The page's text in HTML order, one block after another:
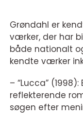
Grøndahl er
værker, der har
både nationalt
kendte værker
– “Lucca”
reflekterende
søgen efter